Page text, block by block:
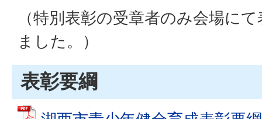
（特別表彰の受章者のみ会場に
ました。）
表彰要綱